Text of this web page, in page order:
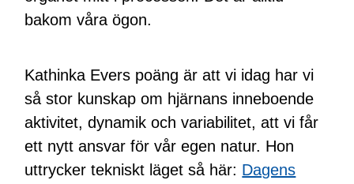
bakom våra ögon.
Kathinka Evers poäng är att vi idag har vi
så stor kunskap om hjärnans inneboende
aktivitet, dynamik och variabilitet, att vi får
ett nytt ansvar för vår egen natur. Hon
uttrycker tekniskt läget så här: Dagens